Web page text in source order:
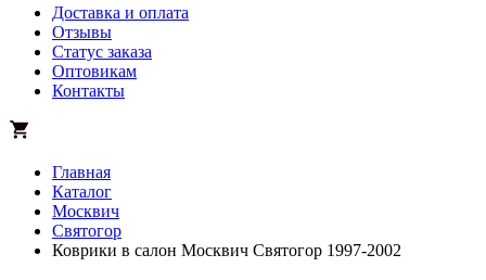
Доставка и оплата
Отзывы
Статус заказа
Оптовикам
Контакты
Главная
Каталог
Москвич
Святогор
Коврики в салон Москвич Cвятогор 1997-2002